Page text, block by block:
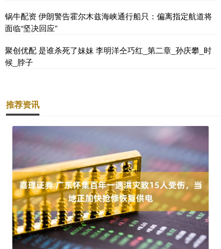
锅牛配资 伊朗警告霍尔木兹海峡通行船只：偏离指定航道将
面临“坚决回应”
聚创优配 是谁杀死了妹妹 李明洋仝巧红_第二章_孙庆攀_时
候_脖子
推荐资讯